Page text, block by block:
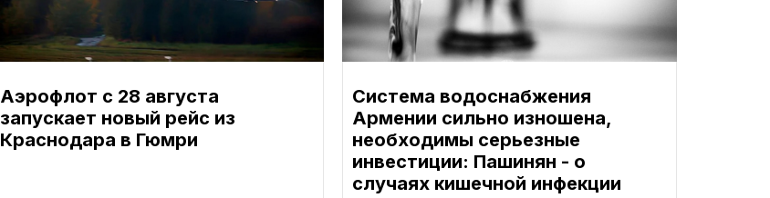
Аэрофлот с 28 августа
запускает новый рейс из
Краснодара в Гюмри
Система водоснабжения
Армении сильно изношена,
необходимы серьезные
инвестиции: Пашинян - о
случаях кишечной инфекции